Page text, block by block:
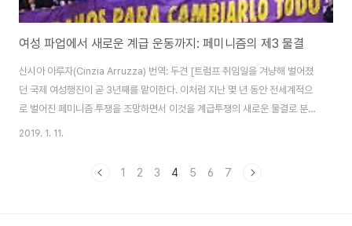
여성 파업에서 새로운 계급 운동까지: 페미니즘의 제3 물결
신시아 아루자(Cinzia Arruzza) 번역: 두견 [트럼프 취임일을 겨냥해 벌어졌
던 국제 여성행진이 곧 3년째를 맡이한다. 이처럼 지난 몇 년 동안 전세계적으
로 벌어진 페미니즘 투쟁을 조망하면서 이것을 계급투쟁의 새로운 물결로 분석
하는 이글의 필자인 신시아 아루자(Cinzia Arruzza)는 미국에서 활동하는 페
2019. 1. 11.
1 2 3 4 5 6 7